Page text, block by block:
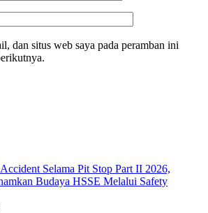
dan situs web saya pada peramban ini
Selama Pit Stop Part II 2026,
Budaya HSSE Melalui Safety